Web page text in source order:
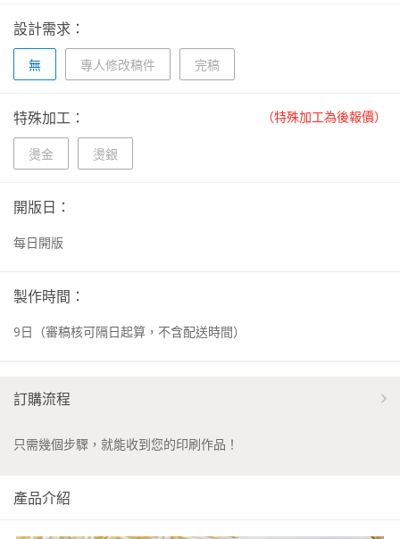
設計需求：
無 專人修改稿件 完稿
特殊加工： （特殊加工為後報價）
燙金 燙銀
開版日：
每日開版
製作時間：
9日 （審稿核可隔日起算，不含配送時間）
訂購流程
只需幾個步驟，就能收到您的印刷作品！
產品介紹